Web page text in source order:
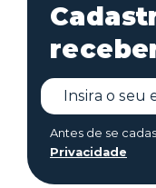
Antes de se
Privacidade